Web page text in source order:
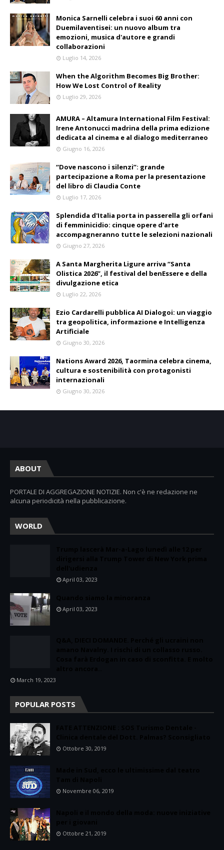
Monica Sarnelli celebra i suoi 60 anni con
Duemilaventisei: un nuovo album tra
emozioni, musica d'autore e grandi
collaborazioni
Luglio 14, 2026
When the Algorithm Becomes Big Brother:
How We Lost Control of Reality
Luglio 29, 2026
AMURA – Altamura International Film Festival:
Irene Antonucci madrina della prima edizione
dedicata al cinema e al dialogo mediterraneo
Giugno 16, 2026
“Dove nascono i silenzi”: grande
partecipazione a Roma per la presentazione
del libro di Claudia Conte
Luglio 17, 2026
Splendida d'Italia porta in passerella gli orfani
di femminicidio: cinque opere d'arte
accompagneranno tutte le selezioni nazionali
Giugno 27, 2026
A Santa Margherita Ligure arriva “Santa
Olistica 2026”, il festival del benEssere e della
divulgazione etica
Luglio 22, 2026
Ezio Cardarelli pubblica AI Dialogoi: un viaggio
tra geopolitica, informazione e Intelligenza
Artificiale
Giugno 30, 2026
Nations Award 2026, Taormina celebra cinema,
cultura e sostenibilità con protagonisti
internazionali
Giugno 30, 2026
ABOUT
PORTALE DI AGGREGAZIONE NOTIZIE. Non c'è ne redazione ne
alcuna periodicità nella pubblicazione.
WORLD
April 03, 2023
April 03, 2023
March 19, 2023
POPULAR POSTS
Ottobre 30, 2019
Novembre 06, 2019
Ottobre 21, 2019